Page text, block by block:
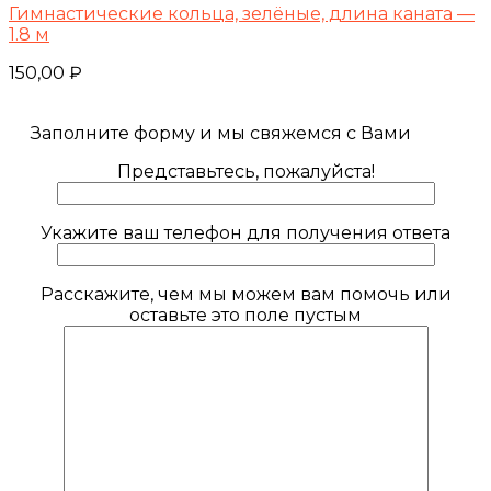
Гимнастические кольца, зелёные, длина каната —
1.8 м
150,00 ₽
Заполните форму и мы свяжемся с Вами
Представьтесь, пожалуйста!
Укажите ваш телефон для получения ответа
Расскажите, чем мы можем вам помочь или
оставьте это поле пустым